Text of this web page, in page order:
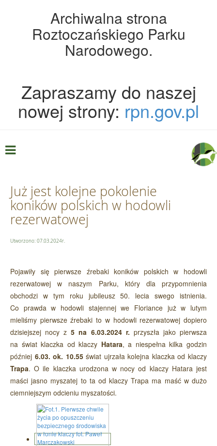
Archiwalna strona
Roztoczańskiego Parku
Narodowego.
Zapraszamy do naszej
nowej strony: rpn.gov.pl
Już jest kolejne pokolenie
koników polskich w hodowli
rezerwatowej
Utworzono: 07.03.2024r.
Pojawiły się pierwsze źrebaki koników polskich w hodowli
rezerwatowej w naszym Parku, który dla przypomnienia
obchodzi w tym roku jubileusz 50. lecia swego istnienia.
Co prawda w hodowli stajennej we Floriance już w lutym
mieliśmy pierwsze źrebaki to w hodowli rezerwatowej dopiero
dzisiejszej nocy z5 na 6.03.2024 r. przyszła jako pierwsza
na świat klaczka od klaczy Hatara, a niespełna kilka godzin
później 6.03. ok. 10.55świat ujrzała kolejna klaczka od klaczy
Trapa. O ile klaczka urodzona w nocy od klaczy Hatara jest
maści jasno myszatej to ta od klaczy Trapa ma maść w dużo
ciemniejszym odcieniu myszatości.